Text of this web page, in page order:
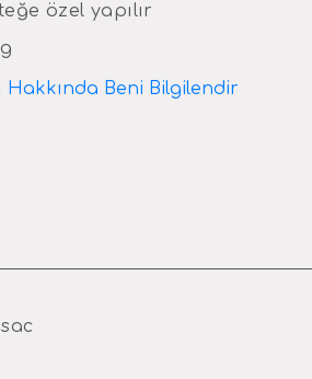
özel yapılır
Hakkında Beni Bilgilendir